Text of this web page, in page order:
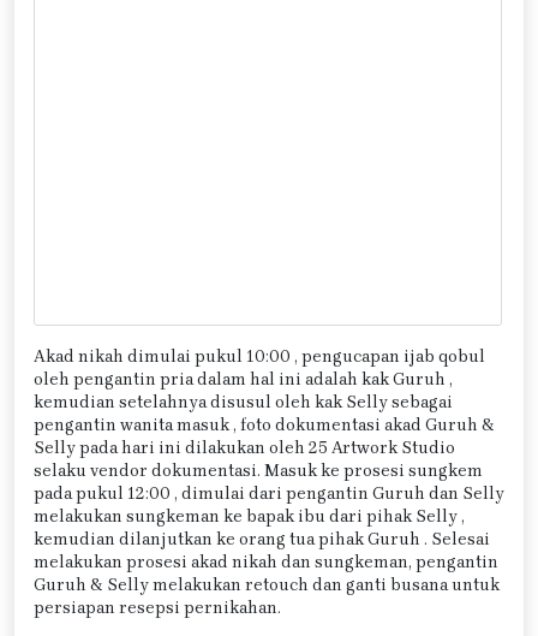
Akad nikah dimulai pukul 10:00 , pengucapan ijab qobul
oleh pengantin pria dalam hal ini adalah kak Guruh ,
kemudian setelahnya disusul oleh kak Selly sebagai
pengantin wanita masuk , foto dokumentasi akad Guruh &
Selly pada hari ini dilakukan oleh 25 Artwork Studio
selaku vendor dokumentasi. Masuk ke prosesi sungkem
pada pukul 12:00 , dimulai dari pengantin Guruh dan Selly
melakukan sungkeman ke bapak ibu dari pihak Selly ,
kemudian dilanjutkan ke orang tua pihak Guruh . Selesai
melakukan prosesi akad nikah dan sungkeman, pengantin
Guruh & Selly melakukan retouch dan ganti busana untuk
persiapan resepsi pernikahan.